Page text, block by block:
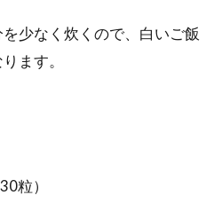
...
少なく炊くので、白いご飯
ます。
粒）